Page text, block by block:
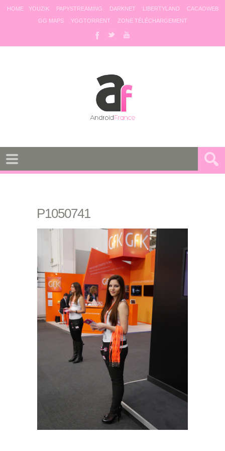
HOME YOUZIK PAPYSTREAMING DARKNET LIBERTYLAND
CACAOWEB
GG MAPS
YGGTORRENT ZONE TÉLÉCHARGEMENT
P1050741